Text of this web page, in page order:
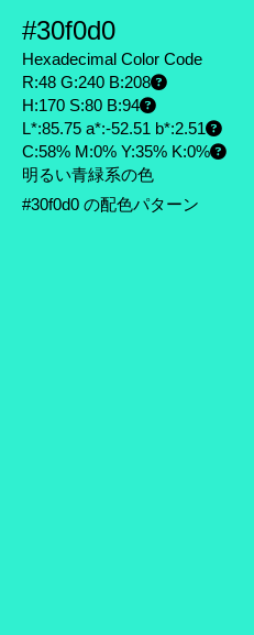
#30f0d0
Hexadecimal Color Code
R:48 G:240 B:208
H:170 S:80 B:94
L*:85.75 a*:-52.51 b*:2.51
C:58% M:0% Y:35% K:0%
明るい青緑系の色
#30f0d0 の配色パターン